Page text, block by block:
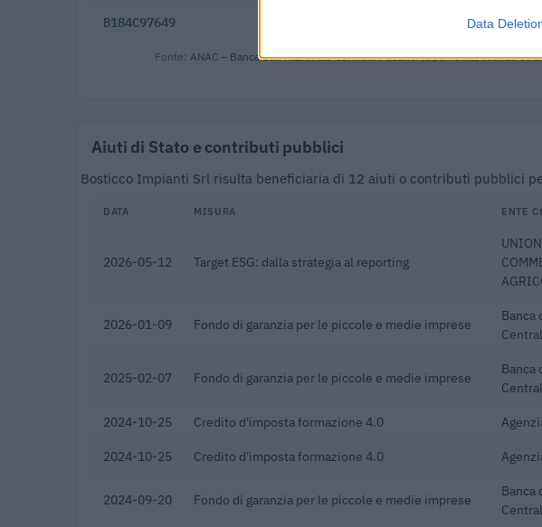
Data
B184C97649
Fonte: ANAC – Banca Dati Nazionale Contratti Pubblici(Open Data, licenza CC
Aiuti di Stato e contributi pubblici
Bosticco Impianti Srl risulta beneficiaria di 12 aiuti o contributi pubblici
DATA MISURA ENTE
2026-05-12 Target ESG: dalla strategia al reporting
2026-01-09 Fondo di garanzia per le piccole e medie imprese
Banca
2025-02-07 Fondo di garanzia per le piccole e medie imprese
Banca
2024-10-25 Credito d'imposta formazione 4.0
2024-10-25 Credito d'imposta formazione 4.0
2024-09-20 Fondo di garanzia per le piccole e medie imprese
Banca